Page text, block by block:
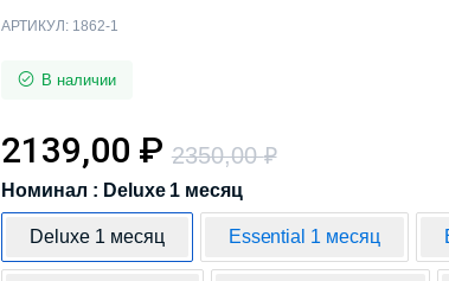
АРТИКУЛ: 1862-1
В наличии
2350,00₽
2139,00 ₽
Номинал : Deluxe 1 месяц
Deluxe 1 месяц Essential 1 месяц